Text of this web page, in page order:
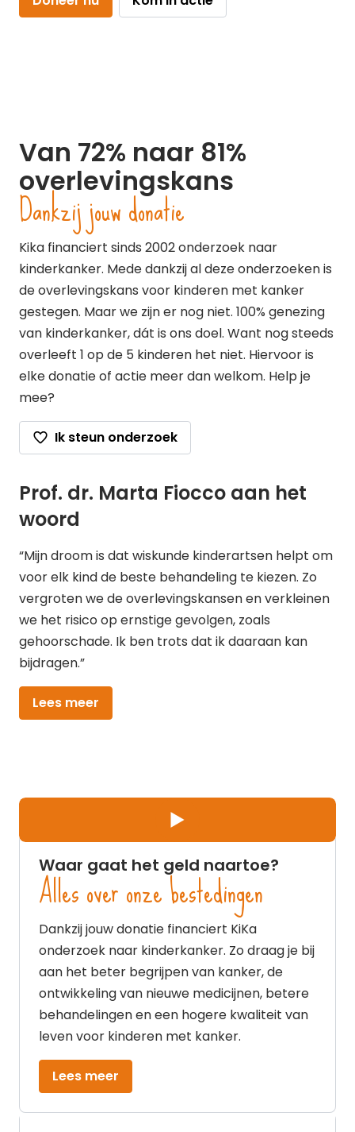
Van 72% naar 81%
overlevingskans
Dankzij jouw donatie
Kika financiert sinds 2002 onderzoek naar
kinderkanker. Mede dankzij al deze onderzoeken is
de overlevingskans voor kinderen met kanker
gestegen. Maar we zijn er nog niet. 100% genezing
van kinderkanker, dát is ons doel. Want nog steeds
overleeft 1 op de 5 kinderen het niet. Hiervoor is
elke donatie of actie meer dan welkom. Help je
mee?
Ik steun onderzoek
Prof. dr. Marta Fiocco aan het
woord
“Mijn droom is dat wiskunde kinderartsen helpt om
voor elk kind de beste behandeling te kiezen. Zo
vergroten we de overlevingskansen en verkleinen
we het risico op ernstige gevolgen, zoals
gehoorschade. Ik ben trots dat ik daaraan kan
bijdragen.”
Lees meer
Play
Waar gaat het geld naartoe?
Alles over onze bestedingen
Dankzij jouw donatie financiert KiKa
onderzoek naar kinderkanker. Zo draag je bij
aan het beter begrijpen van kanker, de
ontwikkeling van nieuwe medicijnen, betere
behandelingen en een hogere kwaliteit van
leven voor kinderen met kanker.
Lees meer